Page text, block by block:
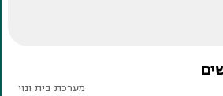
מערכת בית ונוי